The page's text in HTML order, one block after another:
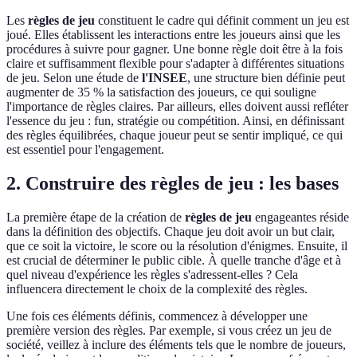
Les règles de jeu constituent le cadre qui définit comment un jeu est
joué. Elles établissent les interactions entre les joueurs ainsi que les
procédures à suivre pour gagner. Une bonne règle doit être à la fois
claire et suffisamment flexible pour s'adapter à différentes situations
de jeu. Selon une étude de l'INSEE, une structure bien définie peut
augmenter de 35 % la satisfaction des joueurs, ce qui souligne
l'importance de règles claires. Par ailleurs, elles doivent aussi refléter
l'essence du jeu : fun, stratégie ou compétition. Ainsi, en définissant
des règles équilibrées, chaque joueur peut se sentir impliqué, ce qui
est essentiel pour l'engagement.
2. Construire des règles de jeu : les bases
La première étape de la création de règles de jeu engageantes réside
dans la définition des objectifs. Chaque jeu doit avoir un but clair,
que ce soit la victoire, le score ou la résolution d'énigmes. Ensuite, il
est crucial de déterminer le public cible. À quelle tranche d'âge et à
quel niveau d'expérience les règles s'adressent-elles ? Cela
influencera directement le choix de la complexité des règles.
Une fois ces éléments définis, commencez à développer une
première version des règles. Par exemple, si vous créez un jeu de
société, veillez à inclure des éléments tels que le nombre de joueurs,